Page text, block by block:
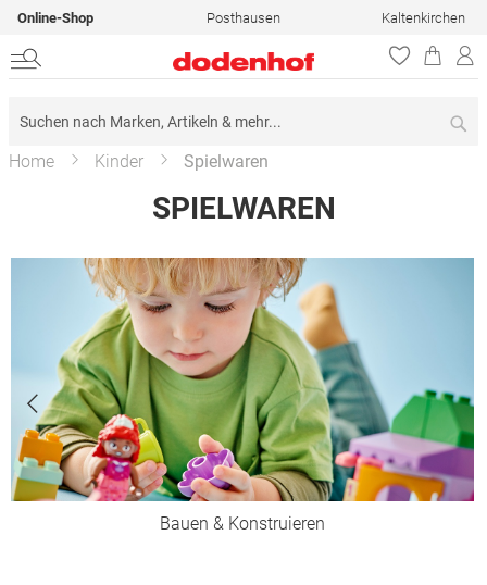
Online-Shop Posthausen Kaltenkirchen
Home Kinder Spielwaren
SPIELWAREN
Bauen & Konstruieren